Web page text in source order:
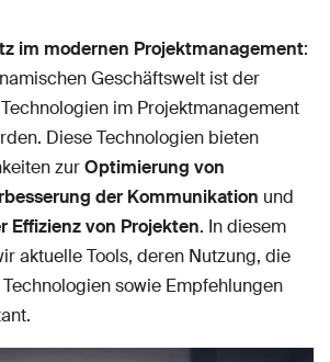
im modernen Projektmanagement:
Geschäftswelt ist der
im Projektmanagement
Diese Technologien bieten
zurOptimierung von
der Kommunikation und
Effizienz von Projekten. In diesem
aktuelle Tools, deren Nutzung, die
sowie Empfehlungen